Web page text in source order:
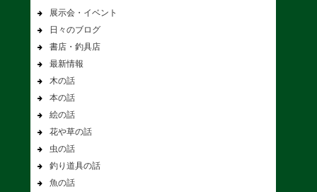
展示会・イベント
日々のブログ
書店・釣具店
最新情報
木の話
本の話
絵の話
花や草の話
虫の話
釣り道具の話
魚の話